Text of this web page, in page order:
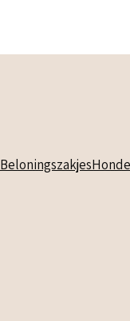
Beloningszakjes